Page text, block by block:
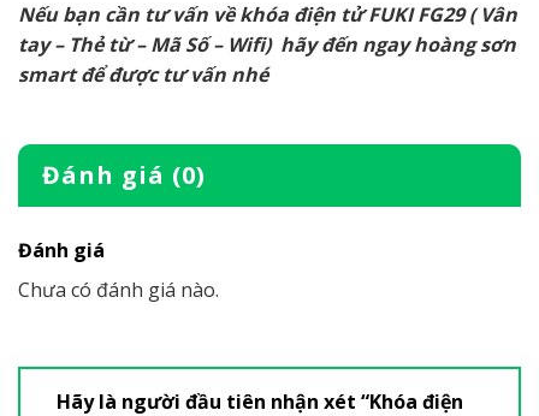
Nếu bạn cần tư vấn về khóa điện tử FUKI FG29 ( Vân
tay – Thẻ từ – Mã Số – Wifi) hãy đến ngay hoàng sơn
smart để được tư vấn nhé
Đánh giá (0)
Đánh giá
Chưa có đánh giá nào.
Hãy là người đầu tiên nhận xét “Khóa điện